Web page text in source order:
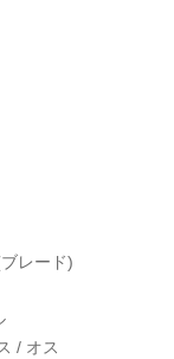
レード)
/ オス